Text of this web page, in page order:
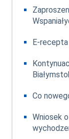
E-
Co
Wniosek